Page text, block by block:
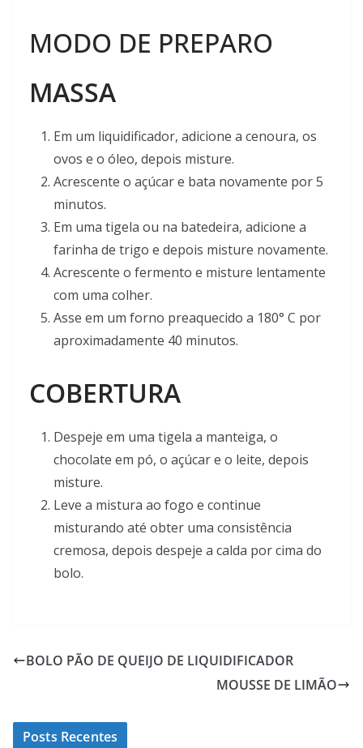
MODO DE PREPARO
MASSA
Em um liquidificador, adicione a cenoura, os
ovos e o óleo, depois misture.
Acrescente o açúcar e bata novamente por 5
minutos.
Em uma tigela ou na batedeira, adicione a
farinha de trigo e depois misture novamente.
Acrescente o fermento e misture lentamente
com uma colher.
Asse em um forno preaquecido a 180° C por
aproximadamente 40 minutos.
COBERTURA
Despeje em uma tigela a manteiga, o
chocolate em pó, o açúcar e o leite, depois
misture.
Leve a mistura ao fogo e continue
misturando até obter uma consistência
cremosa, depois despeje a calda por cima do
bolo.
BOLO PÃO DE QUEIJO DE LIQUIDIFICADOR
MOUSSE DE LIMÃO
Posts Recentes